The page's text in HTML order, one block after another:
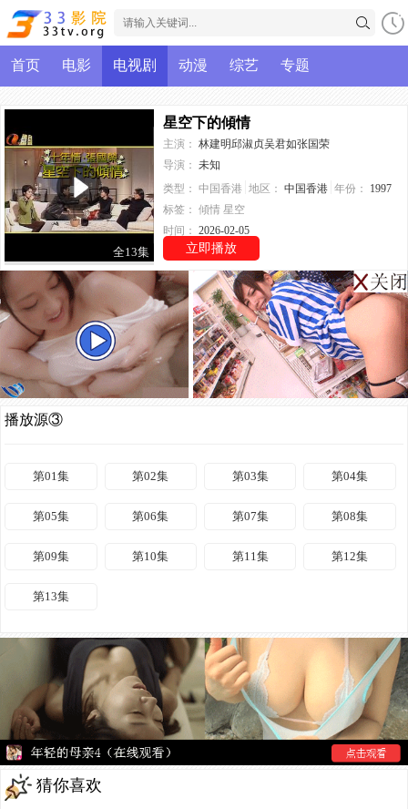
首页 电影 电视剧 动漫 综艺 专题
全13集
星空下的傾情
主演： 林建明邱淑贞吴君如张国荣
导演： 未知
类型： 中国香港 地区： 中国香港 年份：
1997
标签： 傾情 星空
时间： 2026-02-05
立即播放
播放源③
第01集 第02集 第03集 第04集
第05集 第06集 第07集 第08集
第09集 第10集 第11集 第12集
第13集
猜你喜欢